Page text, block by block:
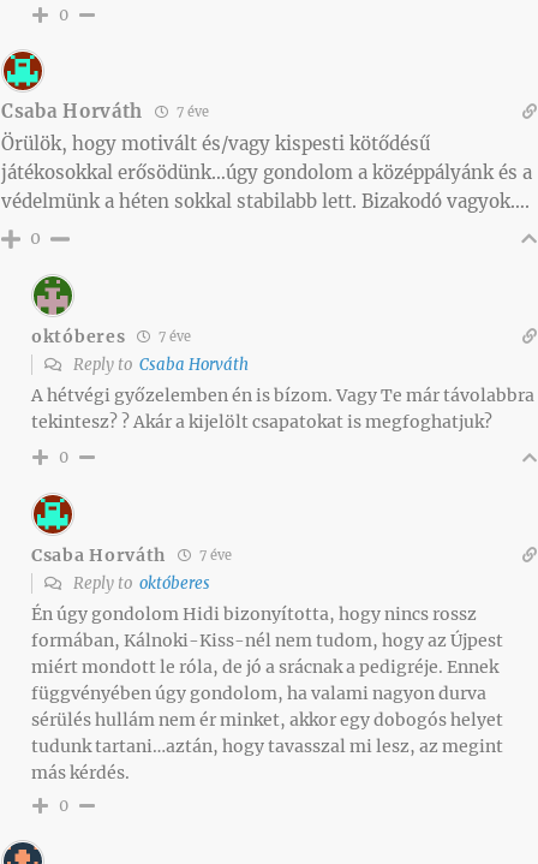
0
Csaba Horváth 7 éve
Örülök, hogy motivált és/vagy kispesti kötődésű
játékosokkal erősödünk…úgy gondolom a középpályánk és a
védelmünk a héten sokkal stabilabb lett. Bizakodó vagyok….
0
októberes 7 éve
Reply to Csaba Horváth
A hétvégi győzelemben én is bízom. Vagy Te már távolabbra
tekintesz? ? Akár a kijelölt csapatokat is megfoghatjuk?
0
Csaba Horváth 7 éve
Reply to októberes
Én úgy gondolom Hidi bizonyította, hogy nincs rossz
formában, Kálnoki-Kiss-nél nem tudom, hogy az Újpest
miért mondott le róla, de jó a srácnak a pedigréje. Ennek
függvényében úgy gondolom, ha valami nagyon durva
sérülés hullám nem ér minket, akkor egy dobogós helyet
tudunk tartani…aztán, hogy tavasszal mi lesz, az megint
más kérdés.
0